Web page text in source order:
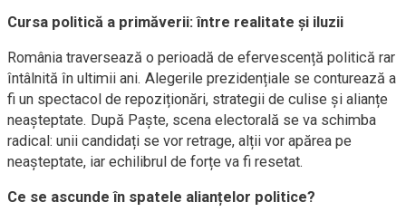
Cursa politică a primăverii: între realitate și iluzii
România traversează o perioadă de efervescență politică rar
întâlnită în ultimii ani. Alegerile prezidențiale se conturează a
fi un spectacol de repoziționări, strategii de culise și alianțe
neașteptate. După Paște, scena electorală se va schimba
radical: unii candidați se vor retrage, alții vor apărea pe
neașteptate, iar echilibrul de forțe va fi resetat.
Ce se ascunde în spatele alianțelor politice?